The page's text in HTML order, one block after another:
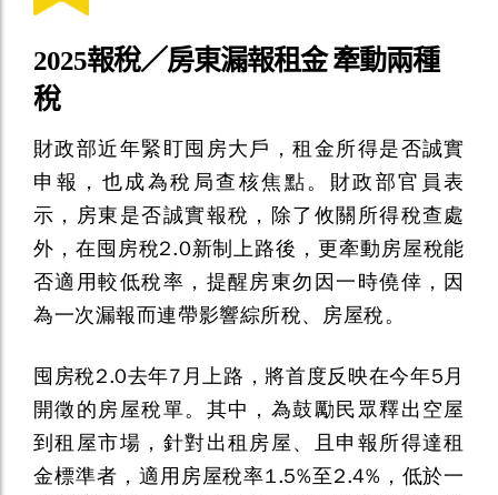
2025報稅／房東漏報租金 牽動兩種
稅
財政部近年緊盯囤房大戶，租金所得是否誠實
申報，也成為稅局查核焦點。財政部官員表
示，房東是否誠實報稅，除了攸關所得稅查處
外，在囤房稅2.0新制上路後，更牽動房屋稅能
否適用較低稅率，提醒房東勿因一時僥倖，因
為一次漏報而連帶影響綜所稅、房屋稅。
囤房稅2.0去年7月上路，將首度反映在今年5月
開徵的房屋稅單。其中，為鼓勵民眾釋出空屋
到租屋市場，針對出租房屋、且申報所得達租
金標準者，適用房屋稅率1.5%至2.4%，低於一